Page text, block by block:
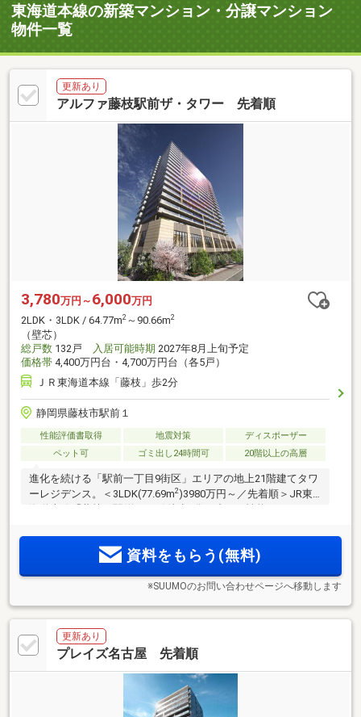
東海道本線の新築マンション・分譲マンション
物件一覧
更新あり
アルファ藤枝駅前ザ・タワー 先着順
3,780万円～ 6,000万円
2LDK・3LDK / 64.77m2 ～90.66m2
（壁芯）
総戸数 132戸 入居可能時期 2027年8月上旬予定
価格帯 4,400万円台・4,700万円台（各5戸）
ＪＲ東海道本線「藤枝」歩2分
静岡県藤枝市駅前１
性能評価書取得 地震対策
ディスポーザー
ペット可
ゴミ出し24時間可 20階以上の高層
進化を続ける「駅前一丁目9街区」エリアの地上21階建てタワ
ーレジデンス。＜3LDK(77.69m2)3980万円～／先着順＞JR東
資料をもらう(無料)
※SUUMOのお問い合わせページへ移動します
更新あり
プレイズ名古屋 先着順